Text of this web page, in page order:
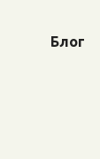
Блог